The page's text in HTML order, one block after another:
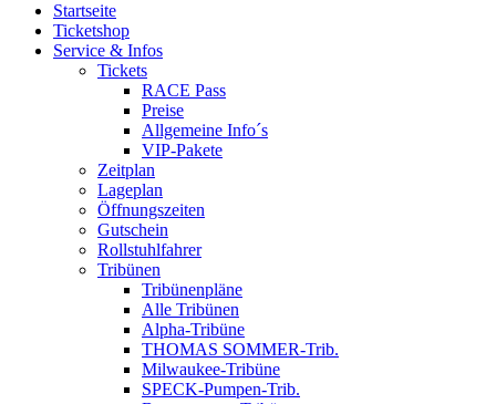
Startseite
Ticketshop
Service & Infos
Tickets
RACE Pass
Preise
Allgemeine Info´s
VIP-Pakete
Zeitplan
Lageplan
Öffnungszeiten
Gutschein
Rollstuhlfahrer
Tribünen
Tribünenpläne
Alle Tribünen
Alpha-Tribüne
THOMAS SOMMER-Trib.
Milwaukee-Tribüne
SPECK-Pumpen-Trib.